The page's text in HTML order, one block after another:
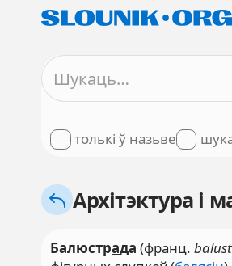
толькі ў назьве
Архітэктура і
Балюстрада (франц.